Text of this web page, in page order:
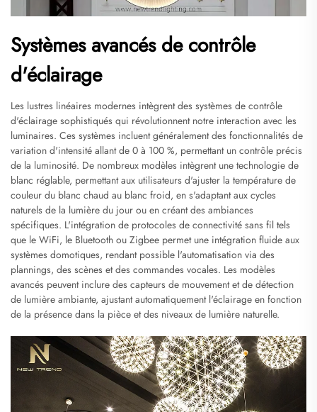
Systèmes avancés de contrôle
d'éclairage
Les lustres linéaires modernes intègrent des systèmes de contrôle
d'éclairage sophistiqués qui révolutionnent notre interaction avec les
luminaires. Ces systèmes incluent généralement des fonctionnalités de
variation d'intensité allant de 0 à 100 %, permettant un contrôle précis
de la luminosité. De nombreux modèles intègrent une technologie de
blanc réglable, permettant aux utilisateurs d'ajuster la température de
couleur du blanc chaud au blanc froid, en s'adaptant aux cycles
naturels de la lumière du jour ou en créant des ambiances
spécifiques. L'intégration de protocoles de connectivité sans fil tels
que le WiFi, le Bluetooth ou Zigbee permet une intégration fluide aux
systèmes domotiques, rendant possible l'automatisation via des
plannings, des scènes et des commandes vocales. Les modèles
avancés peuvent inclure des capteurs de mouvement et de détection
de lumière ambiante, ajustant automatiquement l'éclairage en fonction
de la présence dans la pièce et des niveaux de lumière naturelle.